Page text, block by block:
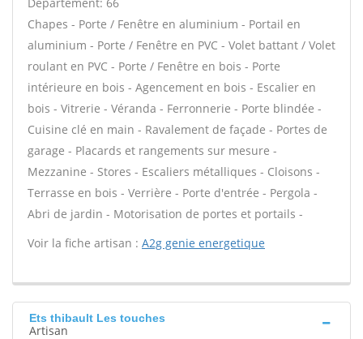
Chapes - Porte / Fenêtre en aluminium - Portail en
aluminium - Porte / Fenêtre en PVC - Volet battant / Volet
roulant en PVC - Porte / Fenêtre en bois - Porte
intérieure en bois - Agencement en bois - Escalier en
bois - Vitrerie - Véranda - Ferronnerie - Porte blindée -
Cuisine clé en main - Ravalement de façade - Portes de
garage - Placards et rangements sur mesure -
Mezzanine - Stores - Escaliers métalliques - Cloisons -
Terrasse en bois - Verrière - Porte d'entrée - Pergola -
Abri de jardin - Motorisation de portes et portails -
Voir la fiche artisan : A2g genie energetique
Ets thibault Les touches
Artisan